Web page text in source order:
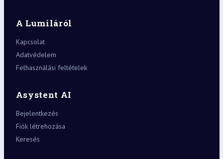
A Lumiláról
Kapcsolat
Adatvédelem
Felhasználási feltételek
Asystent AI
Bejelentkezés
Fiók létrehozása
Keresés